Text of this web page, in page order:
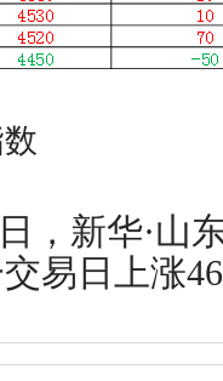
日，新华·山
易日 上涨46